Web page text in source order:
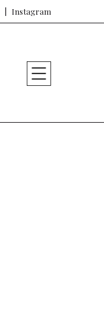
Instagram